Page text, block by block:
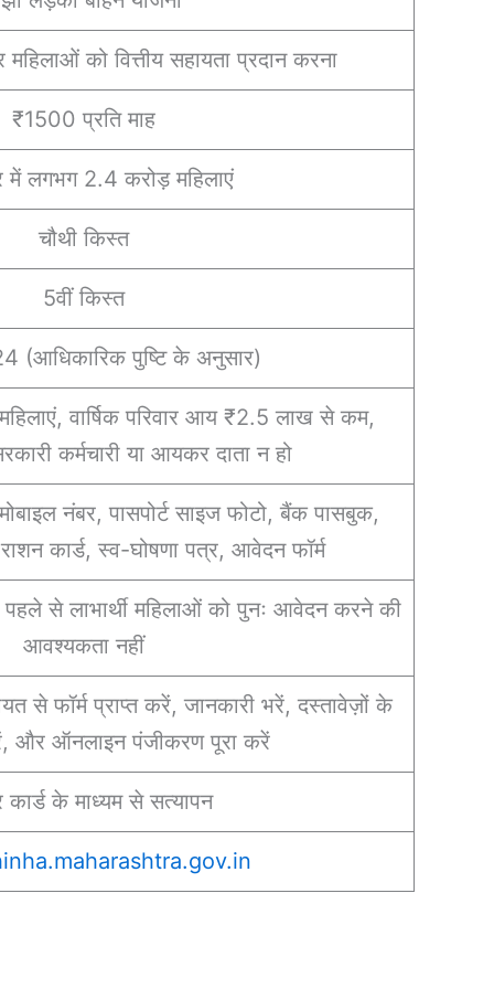
को वित्तीय सहायता प्रदान करना
₹1500 प्रति माह
में लगभग 2.4 करोड़ महिलाएं
चौथी किस्त
5वीं किस्त
(आधिकारिक पुष्टि के अनुसार)
वार्षिक परिवार आय ₹2.5 लाख से कम,
कर्मचारी या आयकर दाता न हो
नंबर, पासपोर्ट साइज फोटो, बैंक पासबुक,
कार्ड, स्व-घोषणा पत्र, आवेदन फॉर्म
से लाभार्थी महिलाओं को पुनः आवेदन करने की
आवश्यकता नहीं
से फॉर्म प्राप्त करें, जानकारी भरें, दस्तावेज़ों के
और ऑनलाइन पंजीकरण पूरा करें
के माध्यम से सत्यापन